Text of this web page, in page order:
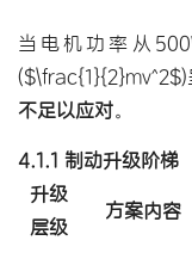
当电机功率从
($\frac{1}{2}mv^2$)
不足以应对。
4.1.1 制动升级阶梯
升级
层级
方案内容